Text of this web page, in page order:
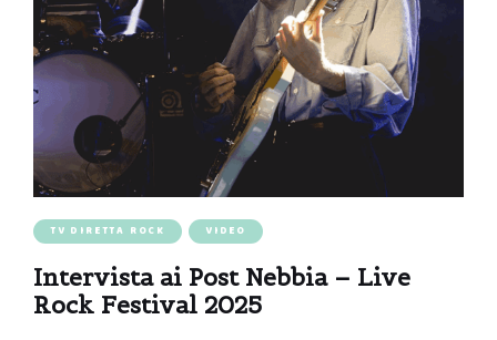
TV DIRETTA ROCK VIDEO
Intervista ai Post Nebbia – Live
Rock Festival 2025